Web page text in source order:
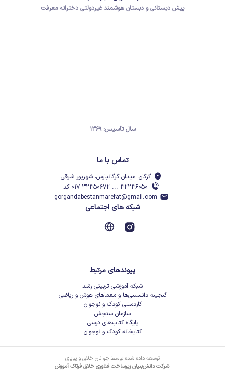
پیش دبستانی و دبستان هوشمند غیردولتی دخترانه معرفت
سال تأسیس: ۱۳۶۹
تماس با ما
گرگان، میدان گرگانپارس، شهریور شرقی
۳۲۲۳۶۰۵۰ ... ۳۲۳۵۰۶۷۲ ۰۱۷ کد
gorgandabestanmarefat@gmail.com
شبکه های اجتماعی
پیوندهای مرتبط
شبکه آموزشی تربیتی رشد
گنجینه دانستنی‌ها و معماهای هوش و ریاضی
کاردستی کودک و نوجوان
سازمان سنجش
پایگاه کتاب‌های درسی
کتابخانه کودک و نوجوان
توسعه داده شده توسط جوانان خلاق و پویای
شرکت دانش‌بنیان زیرساخت فناوری خلاق فرتاک آموزش